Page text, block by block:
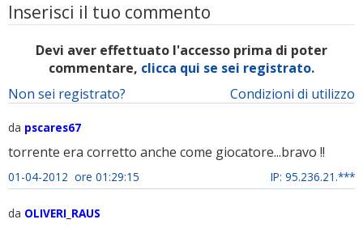
Inserisci il tuo commento
Devi aver effettuato l'accesso prima di poter
commentare, clicca qui se sei registrato.
Condizioni di utilizzo
Non sei registrato?
da pscares67
torrente era corretto anche come giocatore...bravo !!
01-04-2012 ore 01:29:15 IP: 95.236.21.***
da OLIVERI_RAUS